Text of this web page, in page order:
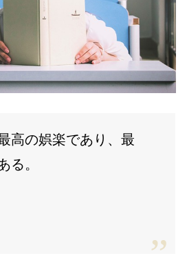
高の娯楽であり、最
る。